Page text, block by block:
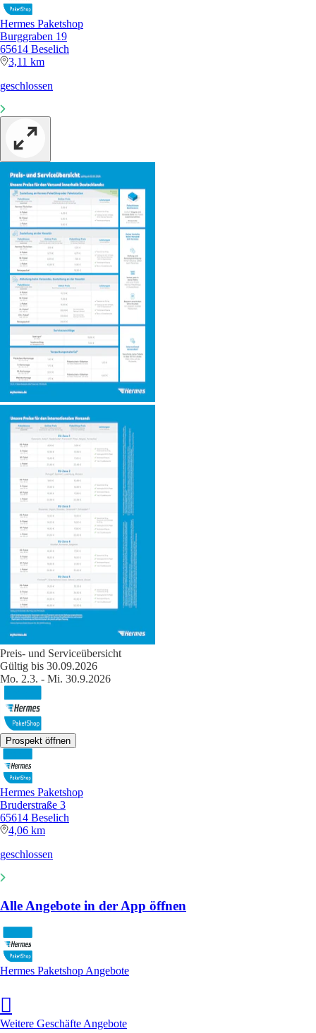
Hermes Paketshop
Burggraben 19
65614 Beselich
3,11 km
geschlossen
Preis- und Serviceübersicht
Gültig bis 30.09.2026
Mo. 2.3. - Mi. 30.9.2026
Prospekt öffnen
Hermes Paketshop
Bruderstraße 3
65614 Beselich
4,06 km
geschlossen
Alle Angebote in der App öffnen
Hermes Paketshop Angebote
Weitere Geschäfte Angebote